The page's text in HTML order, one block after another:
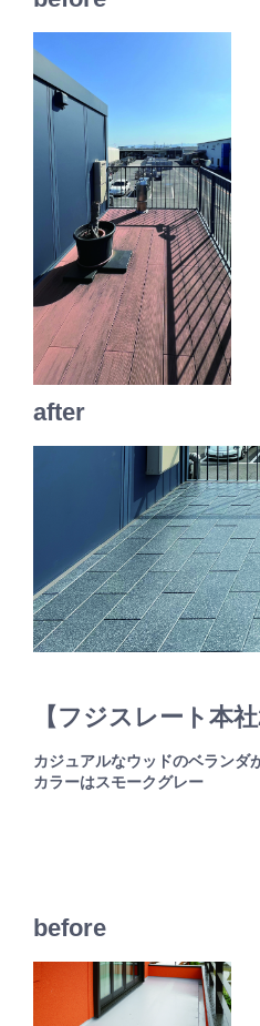
after
【フジスレート本
カジュアルなウッドのベランダ
カラーはスモークグレー
before